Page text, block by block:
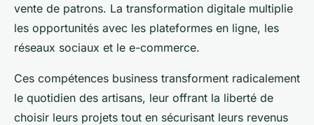
vente de patrons. La transformation digitale multiplie
les opportunités avec les plateformes en ligne, les
réseaux sociaux et le e-commerce.
Ces compétences business transforment radicalement
le quotidien des artisans, leur offrant la liberté de
choisir leurs projets tout en sécurisant leurs revenus